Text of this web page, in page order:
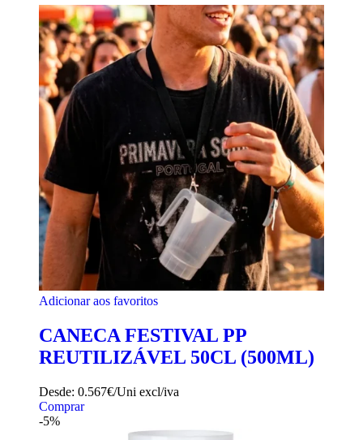
Adicionar aos favoritos
CANECA FESTIVAL PP
REUTILIZÁVEL 50CL (500ML)
Desde: 0.567€/Uni excl/iva
Comprar
-5%